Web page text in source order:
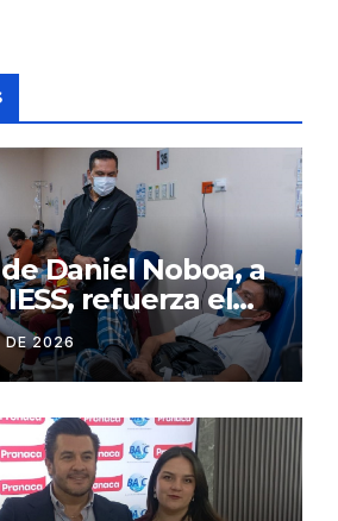
Daniel Noboa, a
refuerza el
de insulina
de
DE 2026